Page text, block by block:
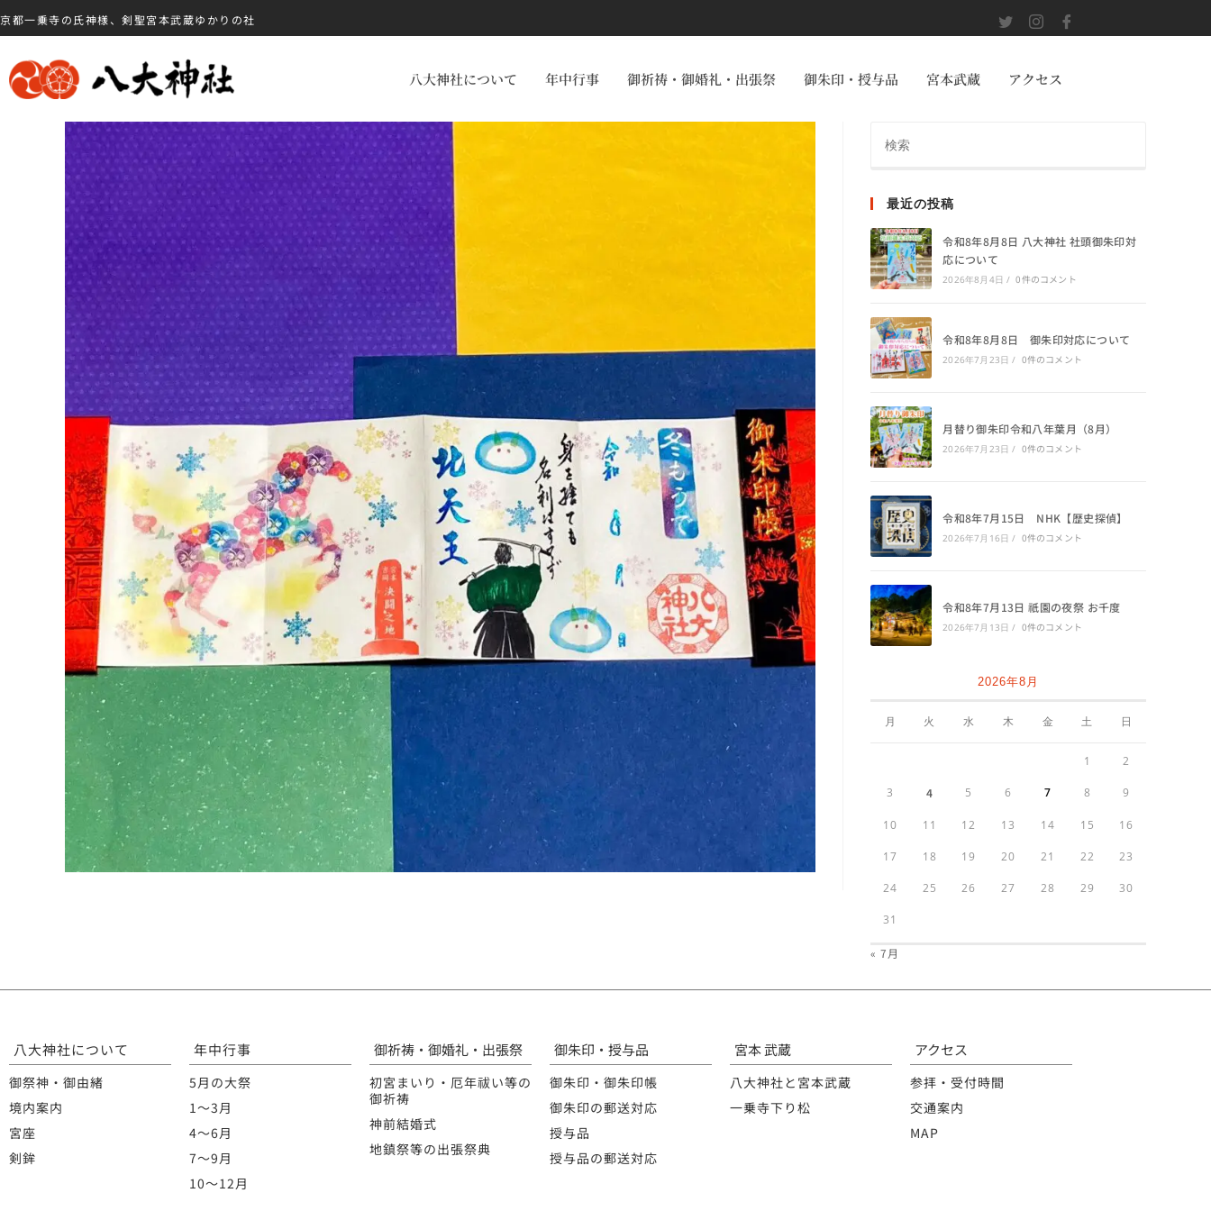
京都一乗寺の氏神様、剣聖宮本武蔵ゆかりの社
八大神社について 年中行事 御祈祷・御婚礼・出張祭 御朱印・授与品 宮本武蔵 アクセス
最近の投稿
令和8年8月8日 八大神社 社頭御朱印対
応について
2026年8月4日 / 0件のコメント
令和8年8月8日 御朱印対応について
2026年7月23日 / 0件のコメント
月替り御朱印令和八年葉月（8月）
2026年7月23日 / 0件のコメント
令和8年7月15日 NHK【歴史探偵】
2026年7月16日 / 0件のコメント
令和8年7月13日 祇園の夜祭 お千度
2026年7月13日 / 0件のコメント
2026年8月
月 火 水 木 金 土 日
1 2
3 4 5 6 7 8 9
10 11 12 13 14 15 16
17 18 19 20 21 22 23
24 25 26 27 28 29 30
31
« 7月
八大神社について
御祭神・御由緒
境内案内
宮座
剣鉾
年中行事
5月の大祭
1〜3月
4〜6月
7〜9月
10〜12月
御祈祷・御婚礼・出張祭
初宮まいり・厄年祓い等の
御祈祷
神前結婚式
地鎮祭等の出張祭典
御朱印・授与品
御朱印・御朱印帳
御朱印の郵送対応
授与品
授与品の郵送対応
宮本 武蔵
八大神社と宮本武蔵
一乗寺下り松
アクセス
参拝・受付時間
交通案内
MAP